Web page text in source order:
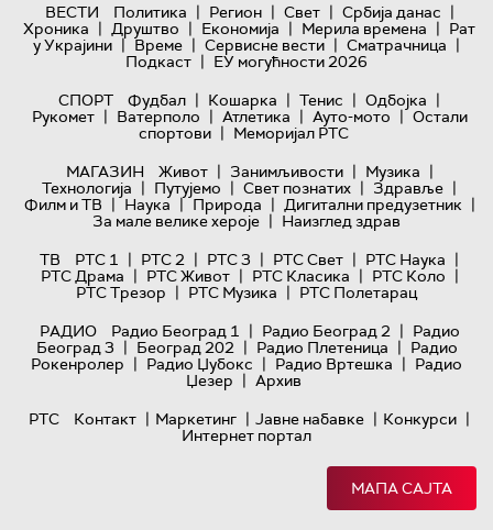
ВЕСТИ Политика | Регион | Свет | Србија данас |
Хроника | Друштво | Економија | Мерила времена | Рат
у Украјини | Време | Сервисне вести | Сматрачница |
Подкаст | ЕУ могућности 2026
СПОРТ
Фудбал | Кошарка | Тенис | Одбојка |
Рукомет | Ватерполо | Атлетика | Ауто-мото | Остали
спортови | Меморијал РТС
МАГАЗИН
Живот | Занимљивости | Музика |
Технологијa | Путујемо | Свет познатих | Здравље |
Филм и ТВ | Наука | Природа | Дигитални предузетник |
За мале велике хероје | Наизглед здрав
ТВ
РТС 1 | РТС 2 | РТС 3 | РТС Свет | РТС Наука |
РТС Драма | РТС Живот | РТС Класика | РТС Коло |
РТС Трезор | РТС Музика | РТС Полетарац
РАДИО
Радио Београд 1 | Радио Београд 2 | Радио
Београд 3 | Београд 202 | Радио Плетеница | Радио
Рокенролер | Радио Џубокс | Радио Вртешка | Радио
Џезер | Архив
РТС
Контакт | Маркетинг | Јавне набавке | Конкурси |
Интернет портал
МАПА САЈТА